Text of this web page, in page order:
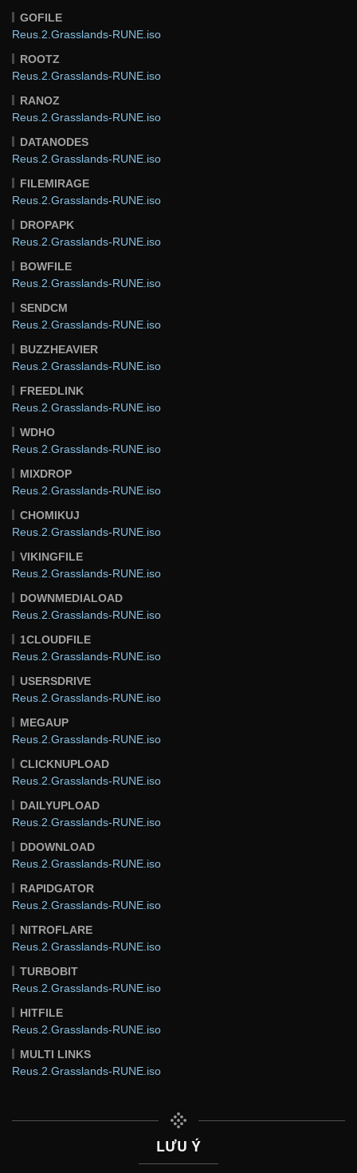
GOFILE
Reus.2.Grasslands-RUNE.iso
ROOTZ
Reus.2.Grasslands-RUNE.iso
RANOZ
Reus.2.Grasslands-RUNE.iso
DATANODES
Reus.2.Grasslands-RUNE.iso
FILEMIRAGE
Reus.2.Grasslands-RUNE.iso
DROPAPK
Reus.2.Grasslands-RUNE.iso
BOWFILE
Reus.2.Grasslands-RUNE.iso
SENDCM
Reus.2.Grasslands-RUNE.iso
BUZZHEAVIER
Reus.2.Grasslands-RUNE.iso
FREEDLINK
Reus.2.Grasslands-RUNE.iso
WDHO
Reus.2.Grasslands-RUNE.iso
MIXDROP
Reus.2.Grasslands-RUNE.iso
CHOMIKUJ
Reus.2.Grasslands-RUNE.iso
VIKINGFILE
Reus.2.Grasslands-RUNE.iso
DOWNMEDIALOAD
Reus.2.Grasslands-RUNE.iso
1CLOUDFILE
Reus.2.Grasslands-RUNE.iso
USERSDRIVE
Reus.2.Grasslands-RUNE.iso
MEGAUP
Reus.2.Grasslands-RUNE.iso
CLICKNUPLOAD
Reus.2.Grasslands-RUNE.iso
DAILYUPLOAD
Reus.2.Grasslands-RUNE.iso
DDOWNLOAD
Reus.2.Grasslands-RUNE.iso
RAPIDGATOR
Reus.2.Grasslands-RUNE.iso
NITROFLARE
Reus.2.Grasslands-RUNE.iso
TURBOBIT
Reus.2.Grasslands-RUNE.iso
HITFILE
Reus.2.Grasslands-RUNE.iso
MULTI LINKS
Reus.2.Grasslands-RUNE.iso
LƯU Ý